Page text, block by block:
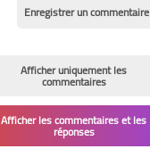
Enregistrer un commentaire
Afficher uniquement les
commentaires
Afficher les commentaires et les
réponses